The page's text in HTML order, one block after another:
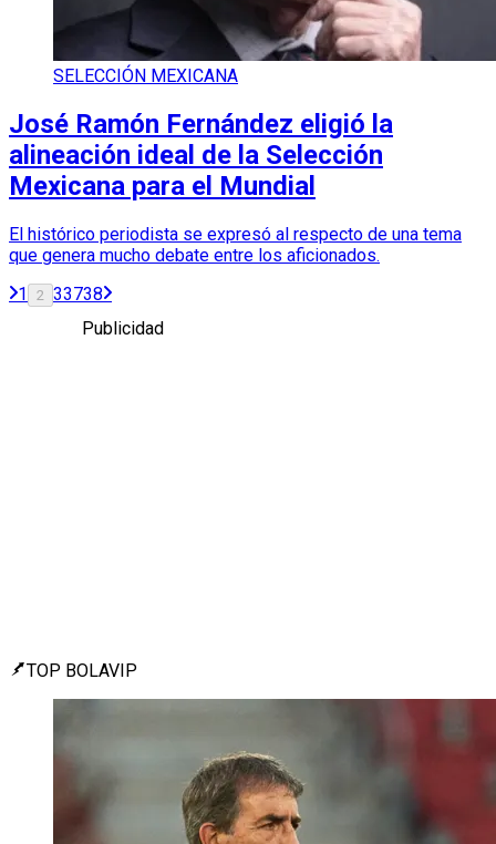
SELECCIÓN MEXICANA
José Ramón Fernández eligió la
alineación ideal de la Selección
Mexicana para el Mundial
El histórico periodista se expresó al respecto de una tema
que genera mucho debate entre los aficionados.
1
2 33738
Publicidad
TOP BOLAVIP